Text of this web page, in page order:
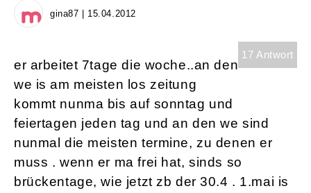
gina87 | 15.04.2012
17 Antwort
er arbeitet 7tage die woche..an den
we is am meisten los zeitung
kommt nunma bis auf sonntag und
feiertagen jeden tag und an den we sind
nunmal die meisten termine, zu denen er
muss . wenn er ma frei hat, sinds so
brückentage, wie jetzt zb der 30.4 . 1.mai is